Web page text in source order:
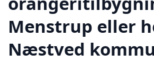
Menstrup eller
Næstved